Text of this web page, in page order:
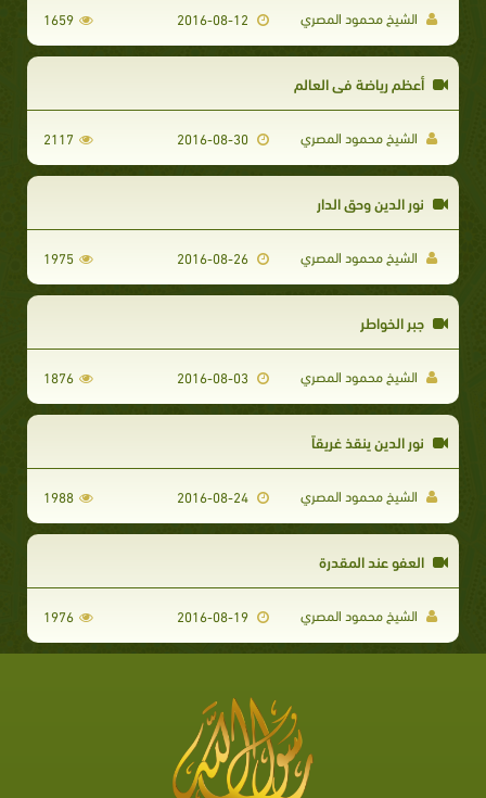
الشيخ محمود المصري 1659
أعظم رياضة في العالم
الشيخ محمود المصري 2117
نور الدين وحق الدار
الشيخ محمود المصري 1975
جبر الخواطر
الشيخ محمود المصري 1876
نور الدين ينقذ غريقاً
الشيخ محمود المصري 1988
العفو عند المقدرة
الشيخ محمود المصري 1976